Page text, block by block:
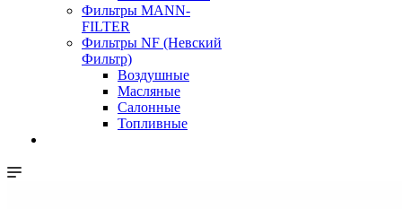
Фильтры MANN-
FILTER
Фильтры NF (Невский
Фильтр)
Воздушные
Масляные
Салонные
Топливные